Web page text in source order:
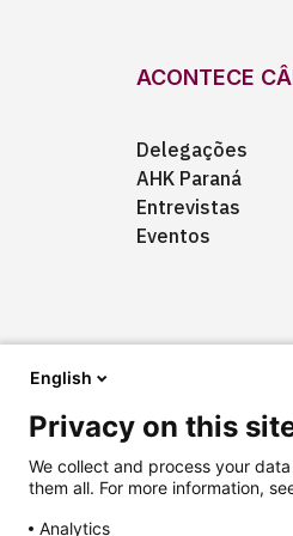
ACONTECE
Delegações
AHK Paraná
Entrevistas
Eventos
Quem somos
English
Privacy on this
We collect and process your
them all. For more information,
Analytics